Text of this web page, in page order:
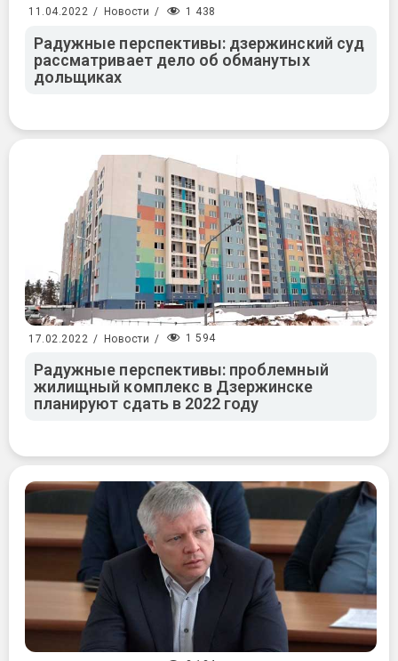
11.04.2022 / Новости / 1 438
Радужные перспективы: дзержинский суд
рассматривает дело об обманутых
дольщиках
17.02.2022 / Новости / 1 594
Радужные перспективы: проблемный
жилищный комплекс в Дзержинске
планируют сдать в 2022 году